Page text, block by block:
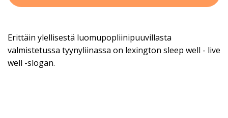
Erittäin ylellisestä luomupopliinipuuvillasta
valmistetussa tyynyliinassa on lexington sleep well - live
well -slogan.